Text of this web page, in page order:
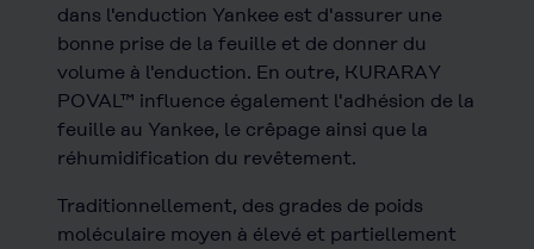
dans l'enduction Yankee est d'assurer une
bonne prise de la feuille et de donner du
volume à l'enduction. En outre, KURARAY
POVAL™ influence également l'adhésion de la
feuille au Yankee, le crêpage ainsi que la
réhumidification du revêtement.
Traditionnellement, des grades de poids
moléculaire moyen à élevé et partiellement